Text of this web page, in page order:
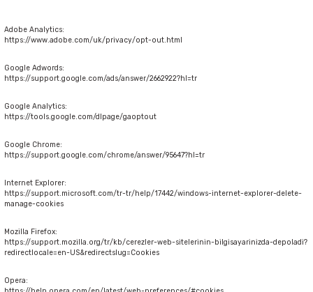
Adobe Analytics:
https://www.adobe.com/uk/privacy/opt-out.html
Google Adwords:
https://support.google.com/ads/answer/2662922?hl=tr
Google Analytics:
https://tools.google.com/dlpage/gaoptout
Google Chrome:
https://support.google.com/chrome/answer/95647?hl=tr
Internet Explorer:
https://support.microsoft.com/tr-tr/help/17442/windows-internet-explorer-delete-
manage-cookies
Mozilla Firefox:
https://support.mozilla.org/tr/kb/cerezler-web-sitelerinin-bilgisayarinizda-depoladi?
redirectlocale=en-US&redirectslug=Cookies
Opera: